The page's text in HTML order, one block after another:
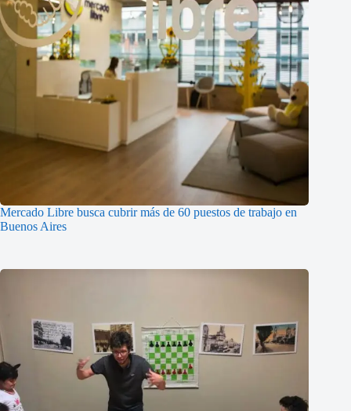
Mercado Libre busca cubrir más de 60 puestos de trabajo en
Buenos Aires